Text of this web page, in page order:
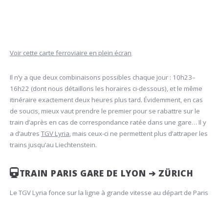
Voir cette carte ferroviaire en plein écran
Il n’y a que deux combinaisons possibles chaque jour : 10h23–
16h22 (dont nous détaillons les horaires ci-dessous), et le même
itinéraire exactement deux heures plus tard. Évidemment, en cas
de soucis, mieux vaut prendre le premier pour se rabattre sur le
train d’après en cas de correspondance ratée dans une gare… Il y
a d’autres TGV Lyria, mais ceux-ci ne permettent plus d’attraper les
trains jusqu’au Liechtenstein.
TRAIN PARIS GARE DE LYON ➔ ZÜRICH
Le TGV Lyria fonce sur la ligne à grande vitesse au départ de Paris